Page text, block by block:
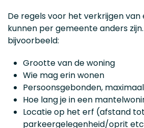
De regels voor het verkrijgen van
kunnen per gemeente anders
bijvoorbeeld:
Grootte van de woning
Wie mag erin wonen
Persoonsgebonden,
Hoe lang je in een
Locatie op het erf (afstand
parkeergelegenheid/oprit